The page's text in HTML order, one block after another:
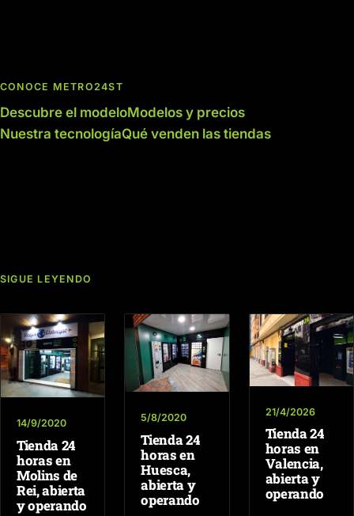
CONOCE METRO24ST
Descubre el modeloModelos y precios
Nuestra tecnologíaQué venden las tiendas
SIGUE LEYENDO
14/9/2020
Tienda 24
horas en
Molins de
Rei, abierta
y operando
5/8/2020
Tienda 24
horas en
Huesca,
abierta y
operando
21/4/2026
Tienda 24
horas en
Valencia,
abierta y
operando